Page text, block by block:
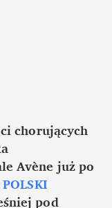
chorujących
Avène już po
POLSKI
pod